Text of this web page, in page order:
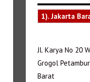
1). Jakarta
Jl. Karya No 20
Grogol
Barat